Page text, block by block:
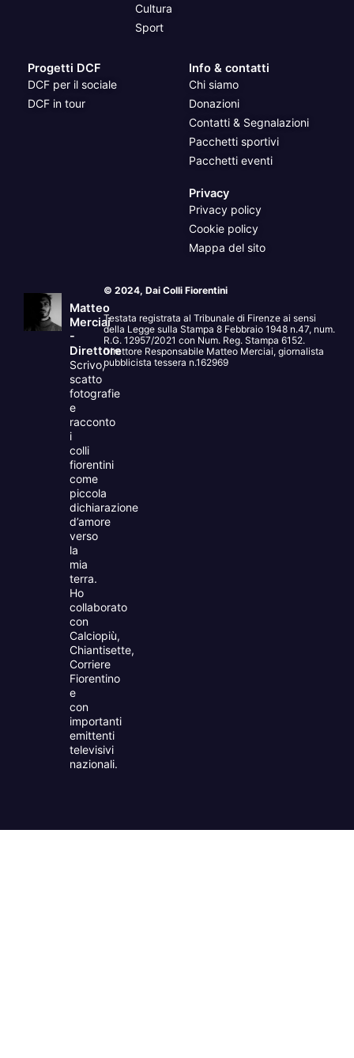
Cultura
Sport
Progetti DCF
DCF per il sociale
DCF in tour
Info & contatti
Chi siamo
Donazioni
Contatti & Segnalazioni
Pacchetti sportivi
Pacchetti eventi
Privacy
Privacy policy
Cookie policy
Mappa del sito
Matteo
Merciai
-
Direttore
Scrivo,
scatto
fotografie
e
racconto
i
colli
fiorentini
come
piccola
dichiarazione
d’amore
verso
la
mia
terra.
Ho
collaborato
con
Calciopiù,
Chiantisette,
Corriere
Fiorentino
e
con
importanti
emittenti
televisivi
nazionali.
© 2024, Dai Colli Fiorentini
Testata registrata al Tribunale di Firenze ai sensi
della Legge sulla Stampa 8 Febbraio 1948 n.47, num.
R.G. 12957/2021 con Num. Reg. Stampa 6152.
Direttore Responsabile Matteo Merciai, giornalista
pubblicista tessera n.162969